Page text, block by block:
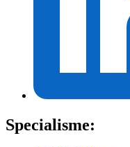
Specialisme: